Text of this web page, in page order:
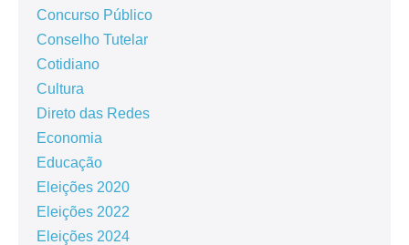
Concurso Público
Conselho Tutelar
Cotidiano
Cultura
Direto das Redes
Economia
Educação
Eleições 2020
Eleições 2022
Eleições 2024